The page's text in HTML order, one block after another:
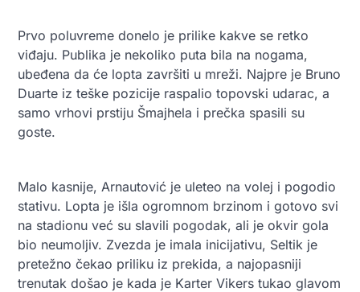
Prvo poluvreme donelo je prilike kakve se retko
viđaju. Publika je nekoliko puta bila na nogama,
ubeđena da će lopta završiti u mreži. Najpre je Bruno
Duarte iz teške pozicije raspalio topovski udarac, a
samo vrhovi prstiju Šmajhela i prečka spasili su
goste.
Malo kasnije, Arnautović je uleteo na volej i pogodio
stativu. Lopta je išla ogromnom brzinom i gotovo svi
na stadionu već su slavili pogodak, ali je okvir gola
bio neumoljiv. Zvezda je imala inicijativu, Seltik je
pretežno čekao priliku iz prekida, a najopasniji
trenutak došao je kada je Karter Vikers tukao glavom